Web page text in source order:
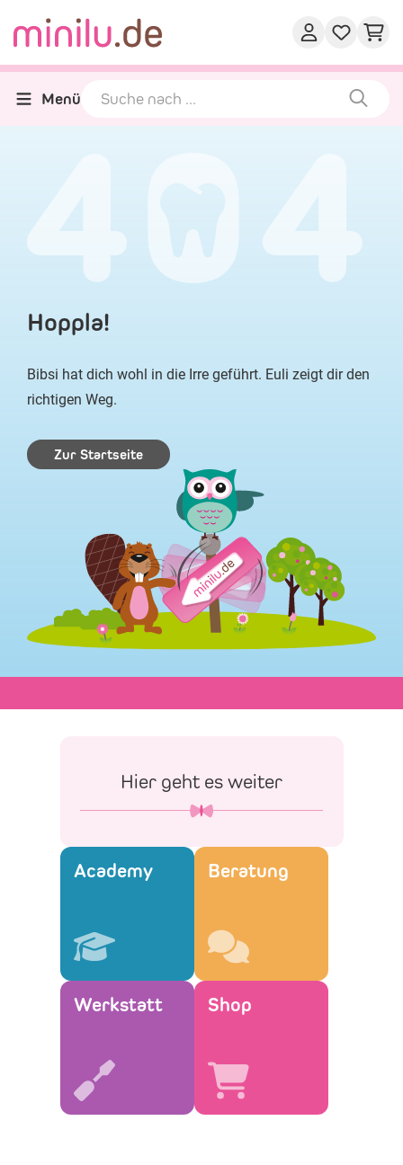
Menü
Hoppla!
Bibsi hat dich wohl in die Irre geführt. Euli zeigt dir den
richtigen Weg.
Zur Startseite
Hier geht es weiter
Academy Beratung
Werkstatt Shop